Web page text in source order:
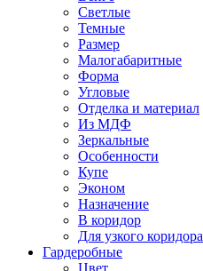
Светлые
Темные
Размер
Малогабаритные
Форма
Угловые
Отделка и материал
Из МДФ
Зеркальные
Особенности
Купе
Эконом
Назначение
В коридор
Для узкого коридора
Гардеробные
Цвет